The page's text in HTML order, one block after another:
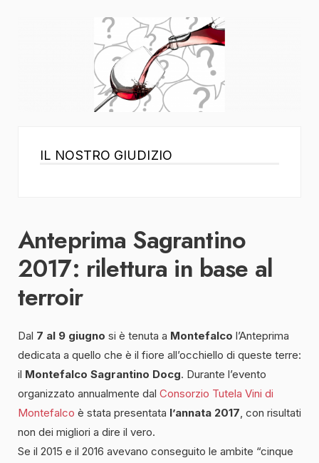
IL NOSTRO GIUDIZIO
Anteprima Sagrantino
2017: rilettura in base al
terroir
Dal 7 al 9 giugno si è tenuta a Montefalco l’Anteprima
dedicata a quello che è il fiore all’occhiello di queste terre:
il Montefalco Sagrantino Docg. Durante l’evento
organizzato annualmente dal Consorzio Tutela Vini di
Montefalco è stata presentata l’annata 2017, con risultati
non dei migliori a dire il vero.
Se il 2015 e il 2016 avevano conseguito le ambite “cinque